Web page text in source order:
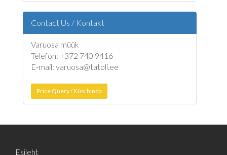
Contact Us / Kontakt
Varuosa müük
Telefon: +372 740 9416
E-mail: varuosa@tatoli.ee
Price Query / Küsi hinda
Esileht